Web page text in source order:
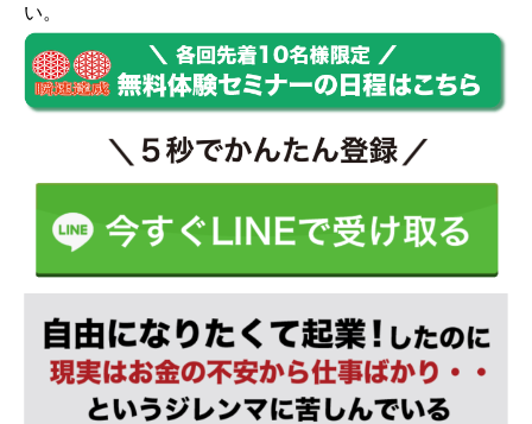
い。